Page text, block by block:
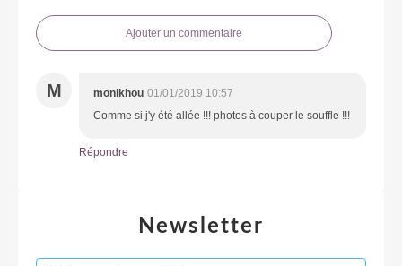
Ajouter un commentaire
M monikhou 01/01/2019 10:57
Comme si j'y été allée !!! photos à couper le souffle !!!
Répondre
Newsletter